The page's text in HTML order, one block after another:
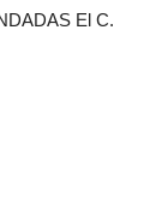
El C.